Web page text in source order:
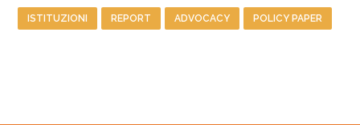
Tag
ISTITUZIONI REPORT ADVOCACY POLICY PAPER